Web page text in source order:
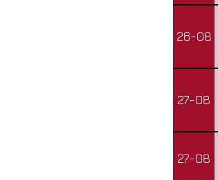
26-08
27-08
27-08